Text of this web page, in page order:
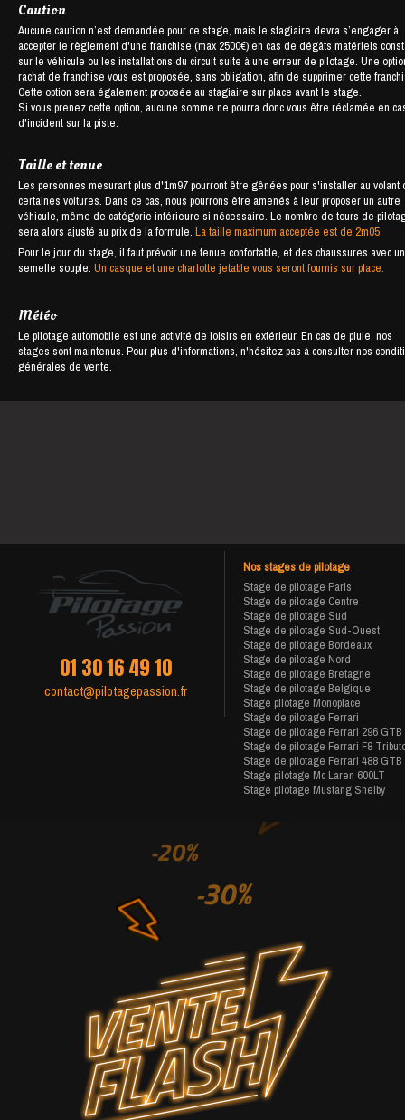
Caution
Aucune caution n’est demandée pour ce stage, mais le stagiaire devra s’engager à
accepter le règlement d'une franchise (max 2500€) en cas de dégâts matériels
sur le véhicule ou les installations du circuit suite à une erreur de pilotage. Une
rachat de franchise vous est proposée, sans obligation, afin de supprimer cette
Cette option sera également proposée au stagiaire sur place avant le stage.
Si vous prenez cette option, aucune somme ne pourra donc vous être réclamée en
d'incident sur la piste.
Taille et tenue
Les personnes mesurant plus d'1m97 pourront être gênées pour s'installer au volant
certaines voitures. Dans ce cas, nous pourrons être amenés à leur proposer un autre
véhicule, même de catégorie inférieure si nécessaire. Le nombre de tours de
sera alors ajusté au prix de la formule.La taille maximum acceptée est de 2m05.
Pour le jour du stage, il faut prévoir une tenue confortable, et des chaussures avec
semelle souple.Un casque et une charlotte jetable vous seront fournis sur place.
Météo
Le pilotage automobile est une activité de loisirs en extérieur. En cas de pluie, nos
stages sont maintenus. Pour plus d'informations, n'hésitez pas à consulter nos
générales de vente.
01 30 16 49 10
contact@pilotagepassion.fr
Nos stages de pilotage
Stage de pilotage Paris
Stage de pilotage Centre
Stage de pilotage Sud
Stage de pilotage Sud-Ouest
Stage de pilotage Bordeaux
Stage de pilotage Nord
Stage de pilotage Bretagne
Stage de pilotage Belgique
Stage pilotage Monoplace
Stage de pilotage Ferrari
Stage de pilotage Ferrari 296 GTB
Stage de pilotage Ferrari F8
Stage de pilotage Ferrari 488 GTB
Stage pilotage Mc Laren 600LT
Stage pilotage Mustang Shelby